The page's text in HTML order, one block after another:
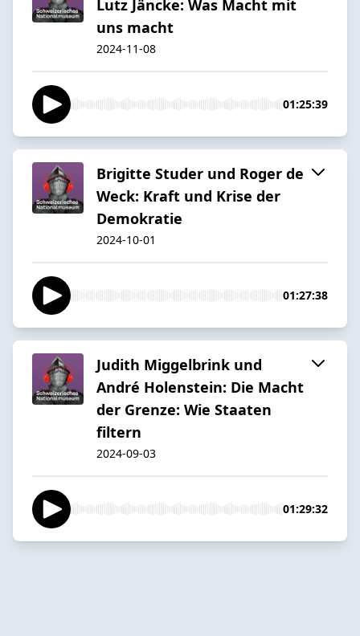
Lutz Jäncke: Was Macht mit
uns macht
2024-11-08
01:25:39
Brigitte Studer und Roger de
Weck: Kraft und Krise der
Demokratie
2024-10-01
01:27:38
Judith Miggelbrink und
André Holenstein: Die Macht
der Grenze: Wie Staaten
filtern
2024-09-03
01:29:32